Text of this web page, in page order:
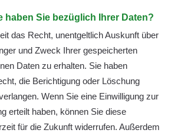
haben Sie bezüglich Ihrer Daten?
das Recht, unentgeltlich Auskunft über
und Zweck Ihrer gespeicherten
Daten zu erhalten. Sie haben
die Berichtigung oder Löschung
Wenn Sie eine Einwilligung zur
erteilt haben, können Sie diese
für die Zukunft widerrufen. Außerdem